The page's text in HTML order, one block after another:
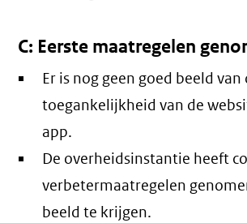
C: Eerste maatregelen
Er is nog geen goed beeld van
toegankelijkheid van de
app.
De overheidsinstantie heeft
verbetermaatregelen
beeld te krijgen.